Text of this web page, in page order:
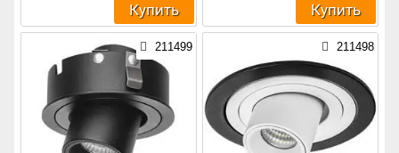
Купить Купить
211499 211498